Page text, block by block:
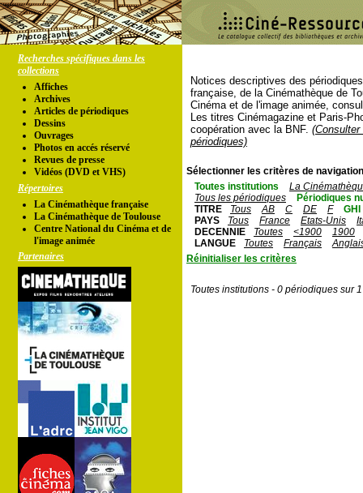
Recherches spécifiques dans les
collections
Affiches
Archives
Articles de périodiques
Dessins
Ouvrages
Photos en accés réservé
Revues de presse
Vidéos (DVD et VHS)
Répertoires
La Cinémathèque française
La Cinémathèque de Toulouse
Centre National du Cinéma et de
l'image animée
Partenaires
Notices descriptives des
française, de la Cinémathèque de
Cinéma et de l'image animée,
Les titres Cinémagazine et Paris-
coopération avec la BNF.
périodiques)
Sélectionner les critères de
Toutes institutions
La
Tous les périodiques
Périodiques
TITRE
Tous AB C DE F
GHI
PAYS
Tous France Etats-Unis
DECENNIE
Toutes <1900
1900
LANGUE
Toutes Français
Réinitialiser les critères
Toutes institutions - 0 périodiques sur